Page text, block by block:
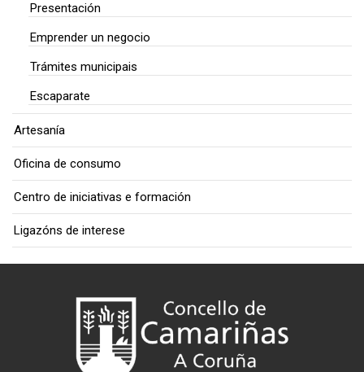
Presentación
Emprender un negocio
Trámites municipais
Escaparate
Artesanía
Oficina de consumo
Centro de iniciativas e formación
Ligazóns de interese